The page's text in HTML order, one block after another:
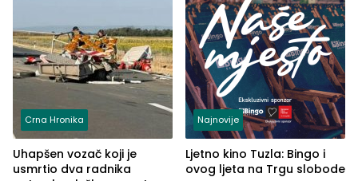
Crna Hronika
Uhapšen vozač koji je
usmrtio dva radnika
Najnovije
Ljetno kino Tuzla: Bingo i
ovog ljeta na Trgu slobode